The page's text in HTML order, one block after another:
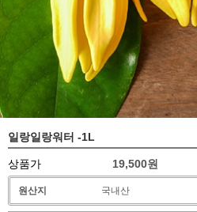
일랑일랑워터 -1L
상품가 19,500원
원산지 국내산